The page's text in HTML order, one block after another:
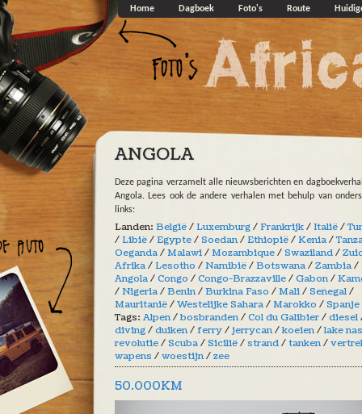
Overslaan en naar de algemene inhoud gaan
Home Dagboek Foto's Route
ANGOLA
Deze pagina verzamelt alle nieuwsberichten en
Angola. Lees ook de andere verhalen met behulp van
links:
Landen: België/Luxemburg/Frankrijk/Italië/
/Libië/Egypte/Soedan/Ethiopië/Kenia/
Oeganda/Malawi/Mozambique/Swaziland/
Afrika/Lesotho /Namibië/Botswana/Zambia/
Angola/Congo /Congo-Brazzaville/Gabon/
/Nigeria/Benin/Burkina Faso /Mali/Senegal/
Mauritanië/Westelijke Sahara/Marokko /Spanje
Tags: Alpen/bosbranden/Col du Galibier/diesel
diving/duiken/ferry/jerrycan/koeien/lake
revolutie/Scuba/Sicilië/strand/tanken/
wapens /woestijn/zee
50.000KM